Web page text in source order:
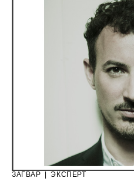
ЗАГВАР ЭКСПЕРТ